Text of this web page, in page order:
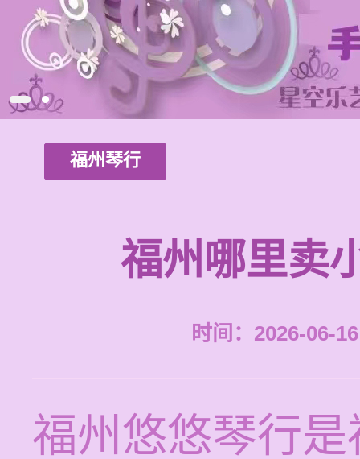
福州琴行
福州哪里卖
时间：2026-06-
福州悠悠琴行